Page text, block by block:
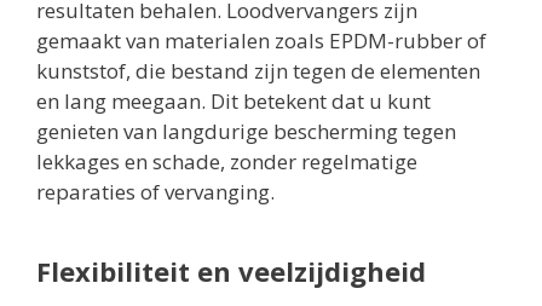
resultaten behalen. Loodvervangers zijn
gemaakt van materialen zoals EPDM-rubber of
kunststof, die bestand zijn tegen de elementen
en lang meegaan. Dit betekent dat u kunt
genieten van langdurige bescherming tegen
lekkages en schade, zonder regelmatige
reparaties of vervanging.
Flexibiliteit en veelzijdigheid